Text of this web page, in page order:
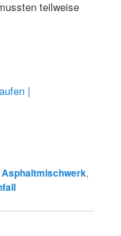
teilweise
|
Asphaltmischwerk,